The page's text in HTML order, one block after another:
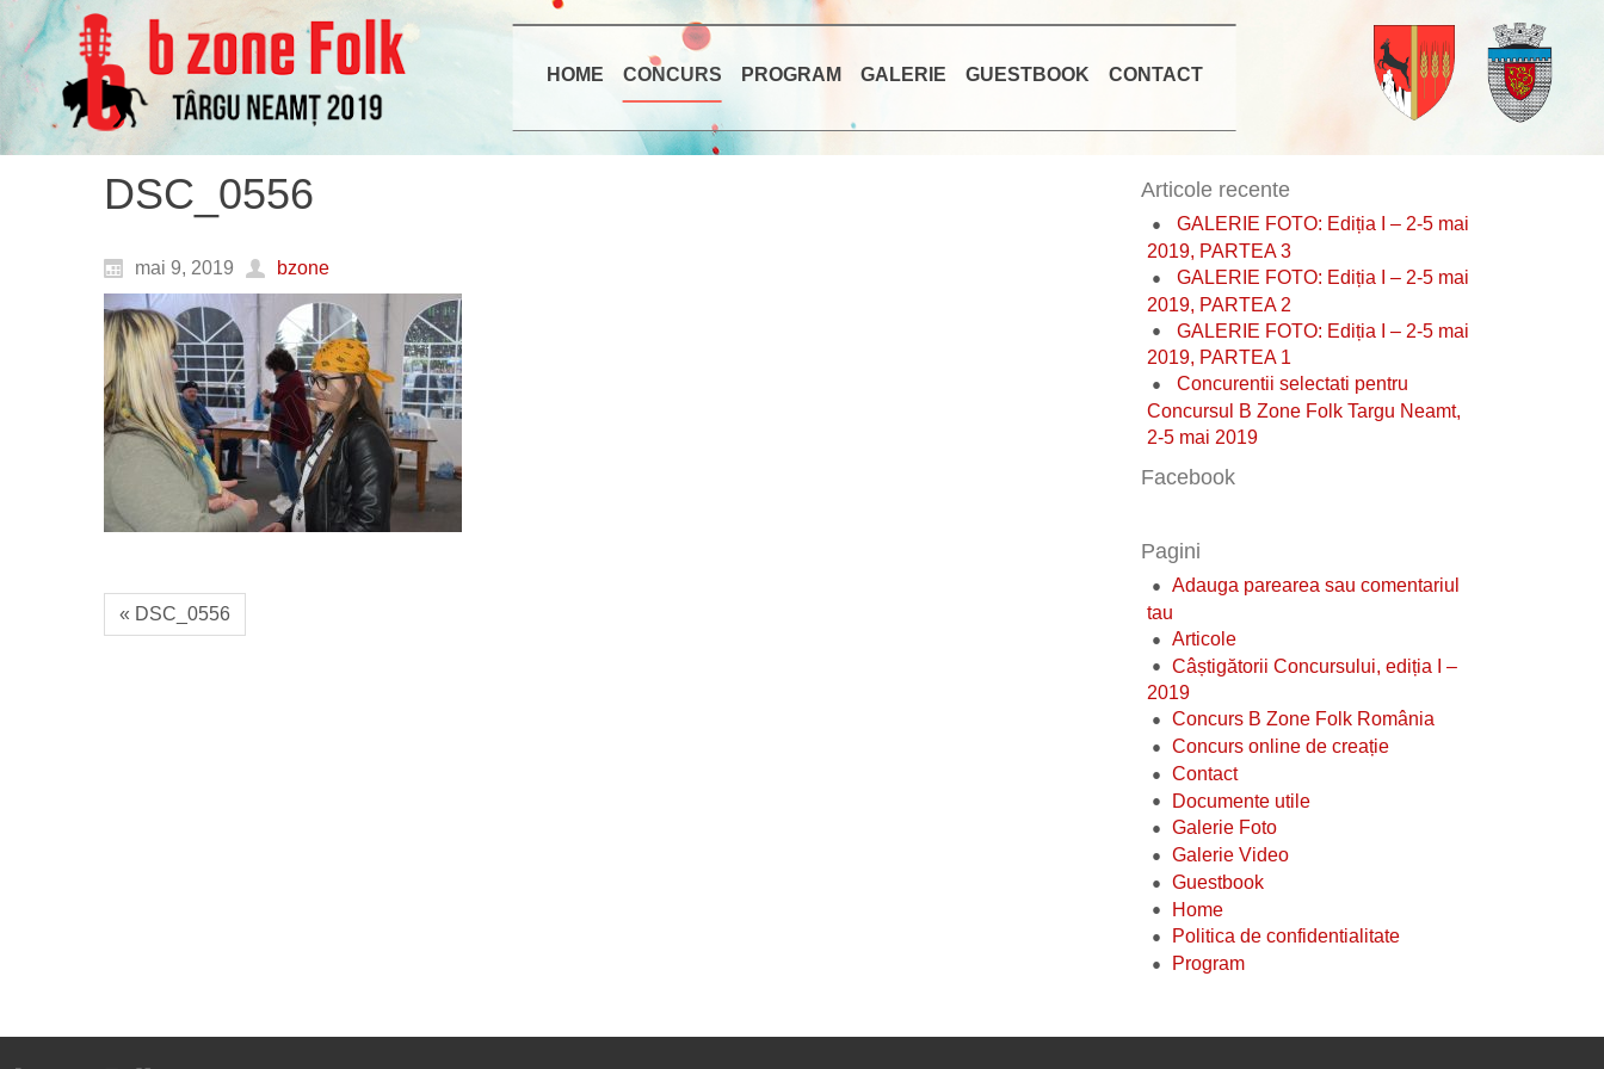
HOME CONCURS PROGRAM GALERIE GUESTBOOK CONTACT
DSC_0556
mai 9, 2019 bzone
« DSC_0556
Articole recente
GALERIE FOTO: Ediția I – 2-5 mai
2019, PARTEA 3
GALERIE FOTO: Ediția I – 2-5 mai
2019, PARTEA 2
GALERIE FOTO: Ediția I – 2-5 mai
2019, PARTEA 1
Concurentii selectati pentru
Concursul B Zone Folk Targu Neamt,
2-5 mai 2019
Facebook
Pagini
Adauga parearea sau comentariul
tau
Articole
Câștigătorii Concursului, ediția I –
2019
Concurs B Zone Folk România
Concurs online de creație
Contact
Documente utile
Galerie Foto
Galerie Video
Guestbook
Home
Politica de confidentialitate
Program